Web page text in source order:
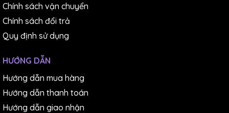
Chính sách vận chuyển
Chính sách đổi trả
Quy định sử dụng
HƯỚNG DẪN
Hướng dẫn mua hàng
Hướng dẫn thanh toán
Hướng dẫn giao nhận